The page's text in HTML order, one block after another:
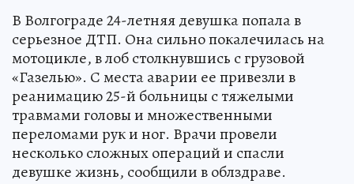
В Волгограде 24-летняя девушка попала в
серьезное ДТП. Она сильно покалечилась на
мотоцикле, в лоб столкнувшись с грузовой
«Газелью». С места аварии ее привезли в
реанимацию 25-й больницы с тяжелыми
травмами головы и множественными
переломами рук и ног. Врачи провели
несколько сложных операций и спасли
девушке жизнь, сообщили в облздраве.